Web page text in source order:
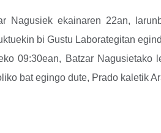
Nagusiek ekainaren 22an,
bi Gustu Laborategitan
09:30ean, Batzar Nagusietako
bat egingo dute, Prado kaletik